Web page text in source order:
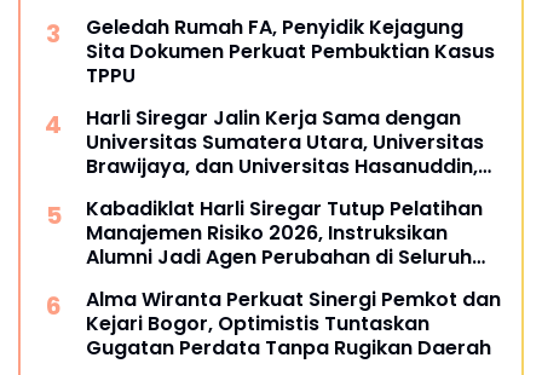
Geledah Rumah FA, Penyidik Kejagung
Sita Dokumen Perkuat Pembuktian Kasus
TPPU
Harli Siregar Jalin Kerja Sama dengan
Universitas Sumatera Utara, Universitas
Brawijaya, dan Universitas Hasanuddin,
Tempuh Pendidikan Doktor (S3) Hukum
Kabadiklat Harli Siregar Tutup Pelatihan
Manajemen Risiko 2026, Instruksikan
Alumni Jadi Agen Perubahan di Seluruh
Alma Wiranta Perkuat Sinergi Pemkot dan
Kejari Bogor, Optimistis Tuntaskan
Gugatan Perdata Tanpa Rugikan Daerah